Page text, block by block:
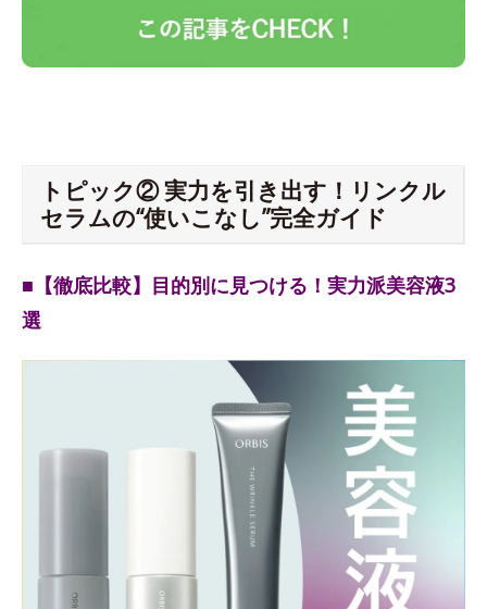
トピック② 実力を引き出す！リンクル
セラムの“使いこなし”完全ガイド
■【徹底比較】目的別に見つける！実力派美容液3
選